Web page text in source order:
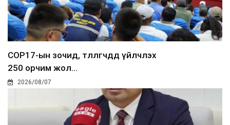
COP17-ын зочид, төлөөлөгчдөд үйлчлэх
250 орчим жол...
2026/08/07